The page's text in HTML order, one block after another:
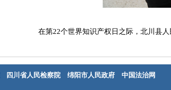
在第22个世界知识产权日之际，北川县
四川省人民检察院 绵阳市人民政府 中国法治网